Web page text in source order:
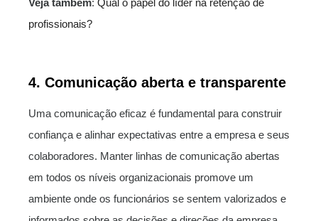
Veja também: Qual o papel do líder na retenção de
profissionais?
4. Comunicação aberta e transparente
Uma comunicação eficaz é fundamental para construir
confiança e alinhar expectativas entre a empresa e seus
colaboradores. Manter linhas de comunicação abertas
em todos os níveis organizacionais promove um
ambiente onde os funcionários se sentem valorizados e